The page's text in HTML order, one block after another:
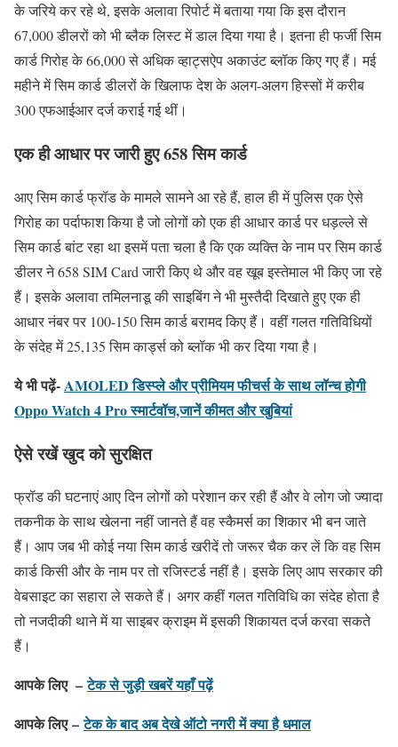
के जरिये कर रहे थे, इसके अलावा रिपोर्ट में बताया गया कि इस दौरान
67,000 डीलरों को भी ब्लैक लिस्ट में डाल दिया गया है। इतना ही फर्जी सिम
कार्ड गिरोह के 66,000 से अधिक व्हाट्सऐप अकाउंट ब्लॉक किए गए हैं। मई
महीने में सिम कार्ड डीलरों के खिलाफ देश के अलग-अलग हिस्सों में करीब
300 एफआईआर दर्ज कराई गई थीं।
एक ही आधार पर जारी हुए 658 सिम कार्ड
आए सिम कार्ड फ्रॉड के मामले सामने आ रहे हैं, हाल ही में पुलिस एक ऐसे
गिरोह का पर्दाफाश किया है जो लोगों को एक ही आधार कार्ड पर धड़ल्ले से
सिम कार्ड बांट रहा था इसमें पता चला है कि एक व्यक्ति के नाम पर सिम कार्ड
डीलर ने 658 SIM Card जारी किए थे और वह खूब इस्तेमाल भी किए जा रहे
हैं। इसके अलावा तमिलनाडू की साइबिंग ने भी मुस्तैदी दिखाते हुए एक ही
आधार नंबर पर 100-150 सिम कार्ड बरामद किए हैं। वहीं गलत गतिविधियों
के संदेह में 25,135 सिम कार्ड्स को ब्लॉक भी कर दिया गया है।
ये भी पढ़ें-AMOLED डिस्प्ले और प्रीमियम फीचर्स के साथ लॉन्च होगी
Oppo Watch 4 Pro स्मार्टवॉच,जानें कीमत और खुबियां
ऐसे रखें खुद को सुरक्षित
फ्रॉड की घटनाएं आए दिन लोगों को परेशान कर रही हैं और वे लोग जो ज्यादा
तकनीक के साथ खेलना नहीं जानते हैं वह स्कैमर्स का शिकार भी बन जाते
हैं। आप जब भी कोई नया सिम कार्ड खरीदें तो जरूर चैक कर लें कि वह सिम
कार्ड किसी और के नाम पर तो रजिस्टर्ड नहीं है। इसके लिए आप सरकार की
वेबसाइट का सहारा ले सकते हैं। अगर कहीं गलत गतिविधि का संदेह होता है
तो नजदीकी थाने में या साइबर क्राइम में इसकी शिकायत दर्ज करवा सकते
हैं।
आपके लिए –टेक से जुड़ी खबरें यहाँ पढ़ें
आपके लिए – टेक के बाद अब देखे ऑटो नगरी में क्या है धमाल